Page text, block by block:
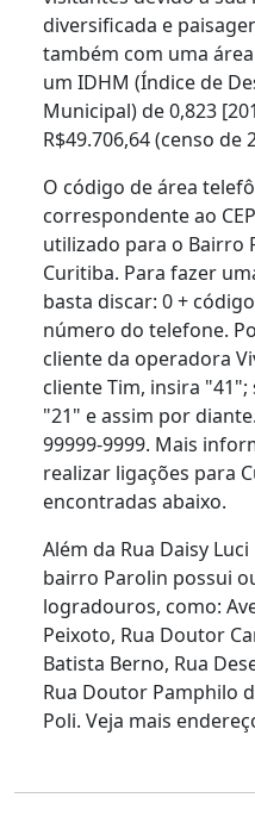
diversificada e
também com uma
um IDHM (Índice de
Municipal) de 0,823
R$49.706,64 (censo de
O código de área
correspondente ao
utilizado para o Bairro
Curitiba. Para fazer
basta discar: 0 +
número do telefone.
cliente da operadora
cliente Tim, insira
"21" e assim por
99999-9999. Mais
realizar ligações para
encontradas abaixo.
Além da Rua Daisy
bairro Parolin possui
logradouros, como:
Peixoto, Rua Doutor
Batista Berno, Rua
Rua Doutor Pamphilo
Poli. Veja mais